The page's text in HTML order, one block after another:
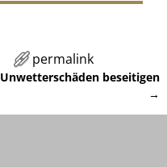
permalink
Unwetterschäden beseitigen
→